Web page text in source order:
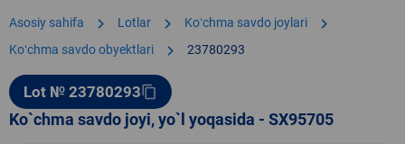
Asosiy sahifa chevron_right Lotlar chevron_right Koʻchma savdo joylari chevron_right
Koʻchma savdo obyektlari chevron_right 23780293
Lot № 23780293content_copy
Ko`chma savdo joyi, yo`l yoqasida - SX95705